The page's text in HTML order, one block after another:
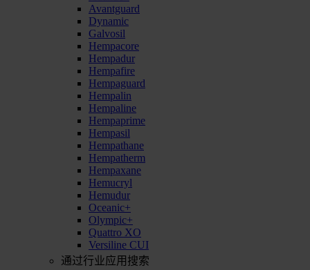
Avantguard
Dynamic
Galvosil
Hempacore
Hempadur
Hempafire
Hempaguard
Hempalin
Hempaline
Hempaprime
Hempasil
Hempathane
Hempatherm
Hempaxane
Hemucryl
Hemudur
Oceanic+
Olympic+
Quattro XO
Versiline CUI
通过行业应用搜索